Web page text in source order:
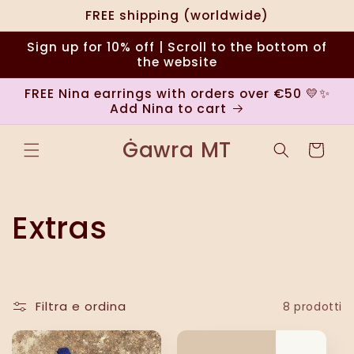
direttamente
ai contenuti
FREE shipping (worldwide)
Sign up for 10% off | Scroll to the bottom of
the website
FREE Nina earrings with orders over €50 💛✨
Add Nina to cart
Ġawra MT Carrello
C
l
l
Extras
Filtra e ordina 8 prodotti